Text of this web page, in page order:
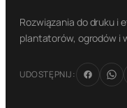
Rozwiązania do druku i
plantatorów, ogrodów i
UDOSTĘPNIJ: